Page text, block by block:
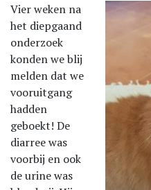
Vier weken na
het diepgaand
onderzoek
konden we blij
melden dat we
vooruitgang
hadden
geboekt! De
diarree was
voorbij en ook
de urine was